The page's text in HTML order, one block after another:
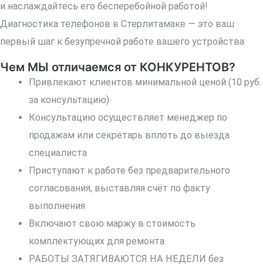
и наслаждайтесь его бесперебойной работой!
Диагностика телефонов в Стерлитамаке — это ваш
первый шаг к безупречной работе вашего устройства
Чем МЫ отличаемся от КОНКУРЕНТОВ?
Привлекают клиентов минимальной ценой (10 руб.
за консультацию)
Консультацию осуществляет менеджер по
продажам или секретарь вплоть до выезда
специалиста
Приступают к работе без предварительного
согласования, выставляя счёт по факту
выполнения
Включают свою маржу в стоимость
комплектующих для ремонта
РАБОТЫ ЗАТЯГИВАЮТСЯ НА НЕДЕЛИ без